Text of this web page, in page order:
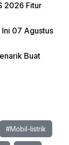
2026 Fitur
Ini 07 Agustus
Buat
#Mobil-listrik